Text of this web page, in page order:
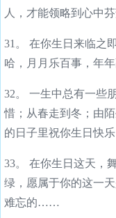
人，才能领略到心中
31。 在你生日来临之
哈，月月乐百事，年
32。 一生中总有一些
惜；从春走到冬；由
的日子里祝你生日快乐
33。 在你生日这天，
绿，愿属于你的这一
难忘的……